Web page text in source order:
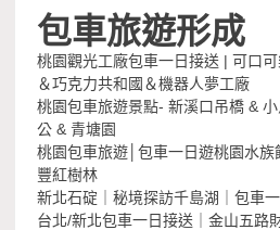
包車旅遊形成
桃園觀光工廠包車一日接送 | 可口
＆巧克力共和國＆機器人夢工廠
桃園包車旅遊景點- 新溪口吊橋 &
公 & 青塘園
桃園包車旅遊│包車一日遊桃園水
豐紅樹林
新北石碇｜秘境探訪千島湖｜包車
台北/新北包車一日接送｜金山五路